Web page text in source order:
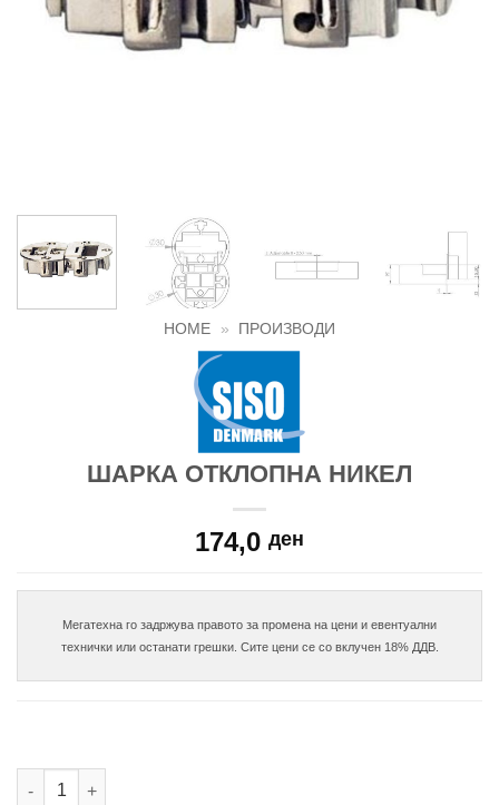
HOME » ПРОИЗВОДИ
ШАРКА ОТКЛОПНА НИКЕЛ
174,0 ден
Мегатехна го задржува правото за промена на цени и евентуални
Шарка отклопна никел количина